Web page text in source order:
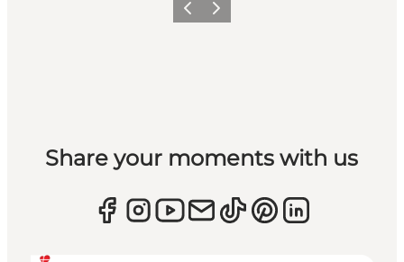
ForrigeNæste
Share your moments with us